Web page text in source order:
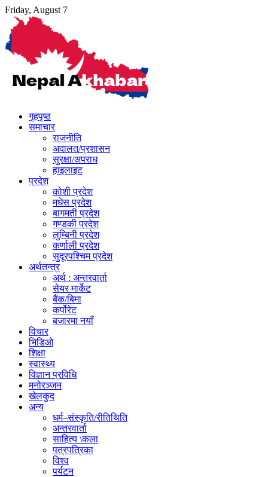
Skip
content
Friday, August 7
गृहपृष्ठ
समाचार
राजनीति
अदालत/प्रशासन
सुरक्षा/अपराध
हाइलाइट
प्रदेश
कोशी प्रदेश
मधेस प्रदेश
बागमती प्रदेश
गण्डकी प्रदेश
लुम्बिनी प्रदेश
कर्णाली प्रदेश
सुदूरपश्चिम प्रदेश
अर्थतन्त्र
अर्थ : अन्तरवार्ता
सेयर मार्केट
बैंक/बिमा
कर्पोरेट
बजारमा नयाँ
विचार
भिडिओ
शिक्षा
स्वास्थ्य
विज्ञान प्रविधि
मनोरञ्जन
खेलकुद
अन्य
धर्म–संस्कृति/रीतिथिति
अन्तरवार्ता
साहित्य \कला
पत्रपत्रिका
विश्व
पर्यटन